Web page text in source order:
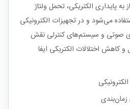
پایداری الکتریکی، تحمل ولتاژ
می‌شود و در تجهیزات الکترونیکی
صوتی و سیستم‌های کنترلی نقش
کاهش اختلالات الکتریکی ایفا